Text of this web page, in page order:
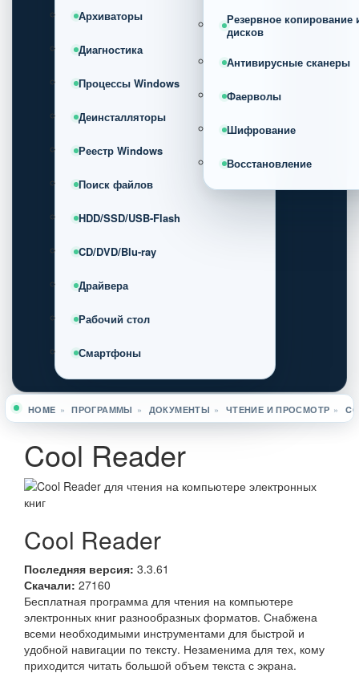
Архиваторы
Диагностика
Процессы Windows
Деинсталляторы
Реестр Windows
Поиск файлов
HDD/SSD/USB-Flash
CD/DVD/Blu-ray
Драйвера
Рабочий стол
Смартфоны
Резервное копирование
дисков
Антивирусные сканеры
Фаерволы
Шифрование
Восстановление
Вы здесь
HOME » ПРОГРАММЫ » ДОКУМЕНТЫ » ЧТЕНИЕ И ПРОСМОТР »
Cool Reader
Cool Reader
Последняя версия: 3.3.61
Скачали: 27160
Бесплатная программа для чтения на компьютере
электронных книг разнообразных форматов. Снабжена
всеми необходимыми инструментами для быстрой и
удобной навигации по тексту. Незаменима для тех, кому
приходится читать большой объем текста с экрана.